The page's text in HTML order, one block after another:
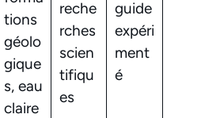
tions
géolo
gique
s, eau
claire
reche
rches
scien
tifiqu
es
guide
expéri
ment
é